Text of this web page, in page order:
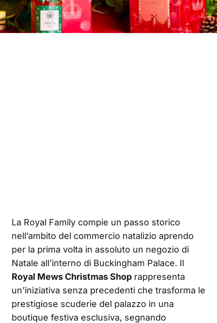
La Royal Family compie un passo storico
nell’ambito del commercio natalizio aprendo
per la prima volta in assoluto un negozio di
Natale all’interno di Buckingham Palace. Il
Royal Mews Christmas Shop rappresenta
un’iniziativa senza precedenti che trasforma le
prestigiose scuderie del palazzo in una
boutique festiva esclusiva, segnando